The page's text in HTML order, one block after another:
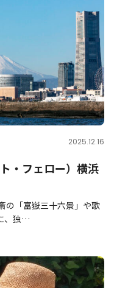
2025.12.16
・フェロー）横浜
の「富嶽三十六景」や歌
、独…